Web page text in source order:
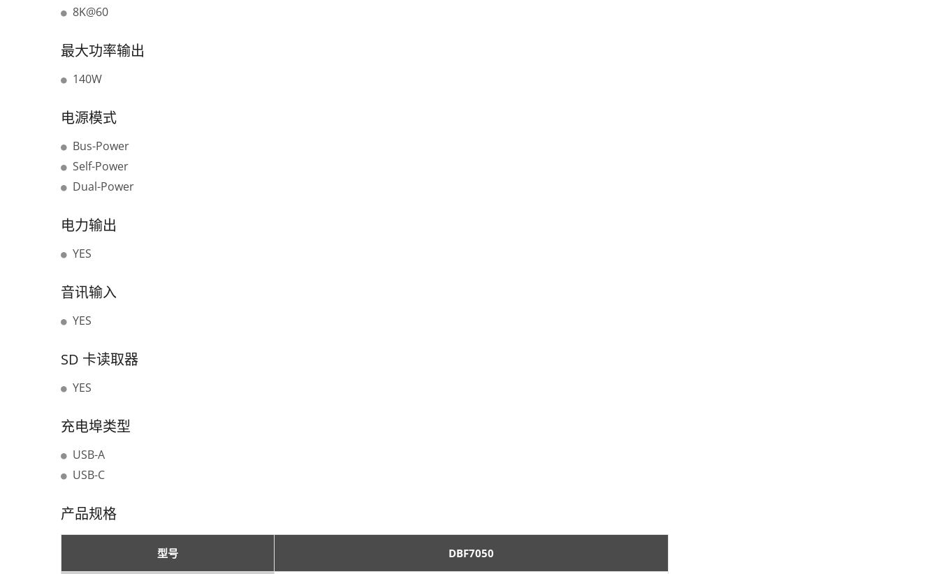
8K@60
最大功率输出
140W
电源模式
Bus-Power
Self-Power
Dual-Power
电力输出
YES
音讯输入
YES
SD 卡读取器
YES
充电埠类型
USB-A
USB-C
产品规格
型号 DBF7050